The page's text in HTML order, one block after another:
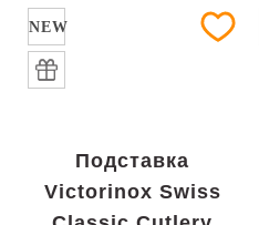
NEW
Подставка
Victorinox Swiss